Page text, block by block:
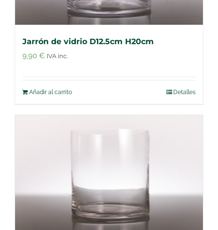
Jarrón de vidrio D12.5cm H20cm
9,90 € IVA inc.
Añadir al carrito Detalles